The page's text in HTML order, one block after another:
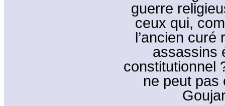
guerre
ceux qui,
l’ancien
assassins
constitutionnel
ne peut pas